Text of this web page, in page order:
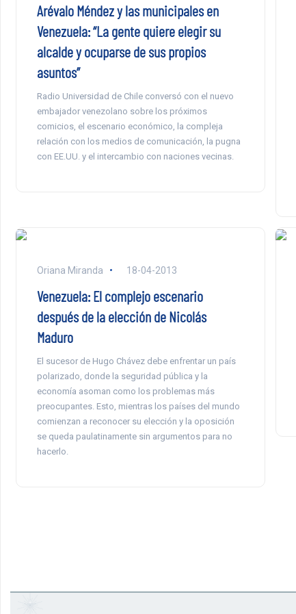
Arévalo Méndez y las municipales en
Venezuela: “La gente quiere elegir su
alcalde y ocuparse de sus propios
asuntos”
Radio Universidad de Chile conversó con el nuevo
embajador venezolano sobre los próximos
comicios, el escenario económico, la compleja
relación con los medios de comunicación, la pugna
con EE.UU. y el intercambio con naciones vecinas.
Oriana Miranda 18-04-2013
Venezuela: El complejo escenario
después de la elección de Nicolás
Maduro
El sucesor de Hugo Chávez debe enfrentar un país
polarizado, donde la seguridad pública y la
economía asoman como los problemas más
preocupantes. Esto, mientras los países del mundo
comienzan a reconocer su elección y la oposición
se queda paulatinamente sin argumentos para no
hacerlo.